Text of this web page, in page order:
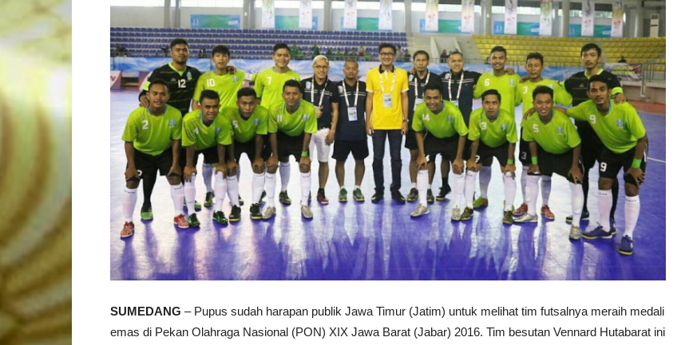
SUMEDANG – Pupus sudah harapan publik Jawa Timur (Jatim) untuk melihat tim futsalnya meraih medali
emas di Pekan Olahraga Nasional (PON) XIX Jawa Barat (Jabar) 2016. Tim besutan Vennard Hutabarat ini